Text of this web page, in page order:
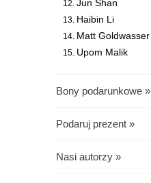
Jun Shan
Haibin Li
Matt Goldwasser
Upom Malik
Bony podarunkowe »
Podaruj prezent »
Nasi autorzy »